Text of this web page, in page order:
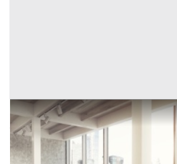
Ufficio all'asta a Novara
Novara
Offerta minima
156.938 € 209.250 €